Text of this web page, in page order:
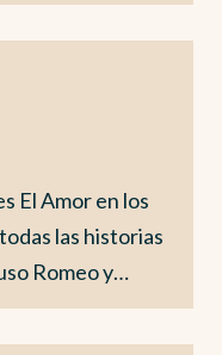
El Amor en los
las historias
Romeo y…